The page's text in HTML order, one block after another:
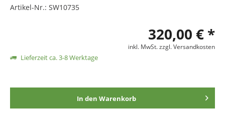
Artikel-Nr.: SW10735
320,00 € *
inkl. MwSt.zzgl. Versandkosten
Lieferzeit ca. 3-8 Werktage
In den Warenkorb